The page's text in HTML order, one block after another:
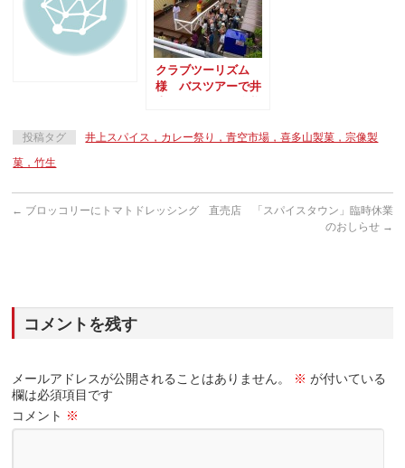
クラブツーリズム
様 バスツアーで井
投稿タグ
井上スパイス，カレー祭り，青空市場，喜多山製菓，宗像製
菓，竹生
← ブロッコリーにトマトドレッシング
直売店 「スパイスタウン」臨時休業
のおしらせ →
コメントを残す
メールアドレスが公開されることはありません。 ※ が付いている
欄は必須項目です
コメント ※